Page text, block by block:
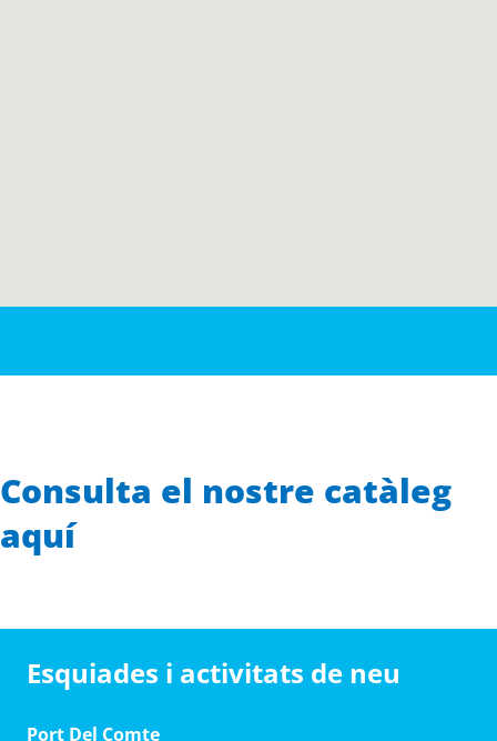
Consulta el nostre catàleg
aquí
Esquiades i activitats de neu
Port Del Comte